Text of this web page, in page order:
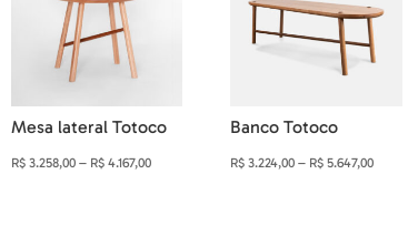
Mesa lateral Totoco
R$3.258,00 – R$4.167,00Faixa
Banco Totoco
R$ 3.224,00 – R$ 5.647,00Faixa